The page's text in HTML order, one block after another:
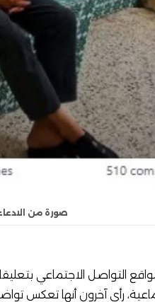
صورة من
التواصل الاجتماعي
رأى آخرون أنها تعكس